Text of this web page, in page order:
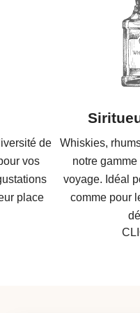
de
vos
place
Whiskies,
notre
voyage. Idéal
comme pour